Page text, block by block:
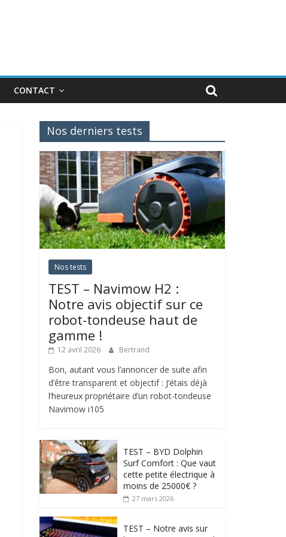
CONTACT
Nos derniers tests
Nos tests
TEST – Navimow H2 :
Notre avis objectif sur ce
robot-tondeuse haut de
gamme !
12 avril 2026 Bertrand
Bon, autant vous l’annoncer de suite afin
d’être transparent et objectif : J’étais déjà
l’heureux propriétaire d’un robot-tondeuse
Navimow i105
TEST – BYD Dolphin
Surf Comfort : Que vaut
cette petite électrique à
moins de 25000€ ?
27 mars 2026
TEST – Notre avis sur